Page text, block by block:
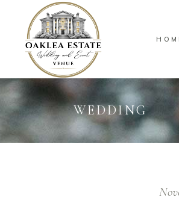
WEDDING